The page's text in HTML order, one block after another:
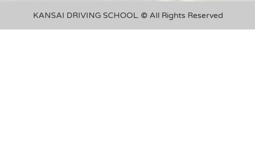
KANSAI DRIVING SCHOOL. © All Rights Reserved